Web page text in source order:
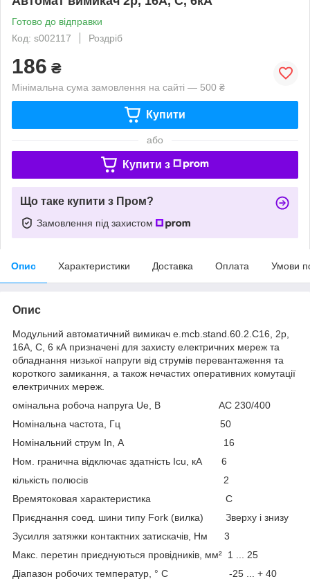
Готово до відправки
Код: s002117
Роздріб
186 ₴
Мінімальна сума замовлення на сайті — 500 ₴
Купити
або
Купити з
Що таке купити з Пром?
Замовлення під захистом
Опис Характеристики Доставка Оплата Умови
Опис
Модульний автоматичний вимикач e.mcb.stand.60.2.C16, 2р,
16А, C, 6 кА призначені для захисту електричних мереж та
обладнання низької напруги від струмів перевантаження та
короткого замикання, а також нечастих оперативних комутації
електричних мереж.
омінальна робоча напруга Ue, В АС 230/400
Номінальна частота, Гц 50
Номінальний струм In, А 16
Ном. гранична відключає здатність Icu, кА 6
кількість полюсів 2
Времятоковая характеристика C
Приєднання соед. шини типу Fork (вилка) Зверху і знизу
Зусилля затяжки контактних затискачів, Нм 3
Макс. перетин приєднуються провідників, мм² 1 ... 25
Діапазон робочих температур, ° С -25 ... + 40